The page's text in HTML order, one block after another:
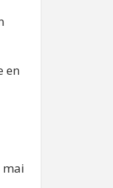
en
mai